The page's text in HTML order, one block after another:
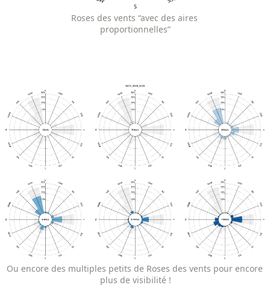
Roses des vents “avec des aires
proportionnelles”
Ou encore des multiples petits de Roses des vents pour encore